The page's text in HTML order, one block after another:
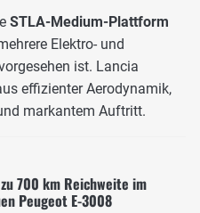
STLA-Medium-Plattform
Elektro- und
ist. Lancia
effizienter Aerodynamik,
markantem Auftritt.
700 km Reichweite im
Peugeot E-3008